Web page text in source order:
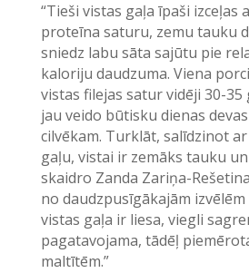
“Tieši vistas gaļa īpaši izceļas
proteīna saturu, zemu tauku
sniedz labu sāta sajūtu pie
kaloriju daudzuma. Viena
vistas filejas satur vidēji 30-
jau veido būtisku dienas
cilvēkam. Turklāt, salīdzinot
gaļu, vistai ir zemāks tauku
skaidro Zanda Zariņa-
no daudzpusīgākajām
vistas gaļa ir liesa, viegli
pagatavojama, tādēļ
maltītēm.”